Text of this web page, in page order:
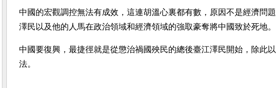
中國的宏觀調控無法有成效，這連胡溫心裏都有數，原因不是經濟問
澤民以及他的人馬在政治領域和經濟領域的強取豪奪將中國致於死地。
中國要復興，最捷徑就是從懲治禍國殃民的總後臺江澤民開始，除此
法。